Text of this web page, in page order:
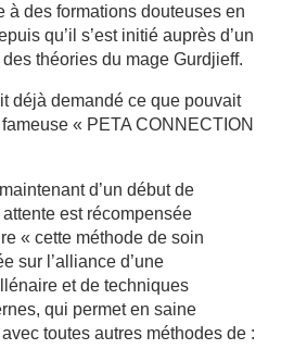
à des formations douteuses en
qu’il s’est initié auprès d’un
théories du mage Gurdjieff.
déjà demandé ce que pouvait
« PETA CONNECTION
d’un début de
est récompensée
« cette méthode de soin
sur l’alliance d’une
et de techniques
qui permet en saine
toutes autres méthodes de :